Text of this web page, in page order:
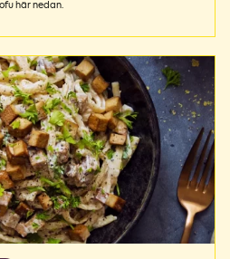
här nedan.